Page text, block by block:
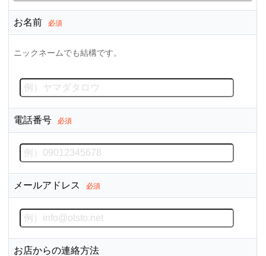
お名前 必須
ニックネームでも結構です。
電話番号 必須
メールアドレス 必須
お店からの連絡方法